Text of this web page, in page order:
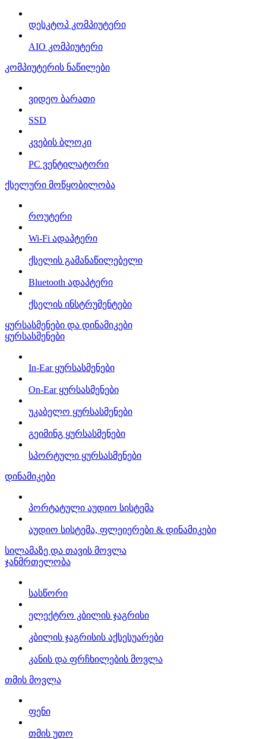
დესკტოპ კომპიუტერი
AIO კომპიუტერი
კომპიუტერის ნაწილები
ვიდეო ბარათი
SSD
კვების ბლოკი
PC ვენტილატორი
ქსელური მოწყობილობა
როუტერი
Wi-Fi ადაპტერი
ქსელის გამანაწილებელი
Bluetooth ადაპტერი
ქსელის ინსტრუმენტები
ყურსასმენები და დინამიკები
ყურსასმენები
In-Ear ყურსასმენები
On-Ear ყურსასმენები
უკაბელო ყურსასმენები
გეიმინგ ყურსასმენები
სპორტული ყურსასმენები
დინამიკები
პორტატული აუდიო სისტემა
აუდიო სისტემა, ფლეიერები & დინამიკები
სილამაზე და თავის მოვლა
ჯანმრთელობა
სასწორი
ელექტრო კბილის ჯაგრისი
კბილის ჯაგრისის აქსესუარები
კანის და ფრჩხილების მოვლა
თმის მოვლა
ფენი
თმის უთო